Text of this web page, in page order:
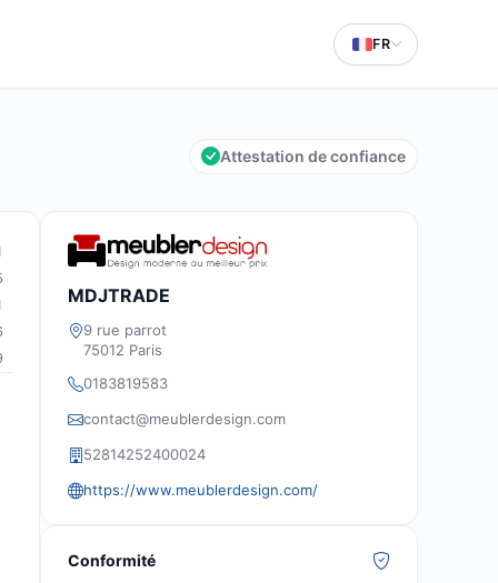
FR
Attestation de confiance
MDJTRADE
9 rue parrot
75012 Paris
0183819583
contact@meublerdesign.com
52814252400024
https://www.meublerdesign.com/
Conformité